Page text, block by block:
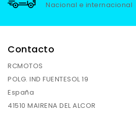
Nacional e internacional
Contacto
RCMOTOS
POLG. IND FUENTESOL 19
España
41510 MAIRENA DEL ALCOR